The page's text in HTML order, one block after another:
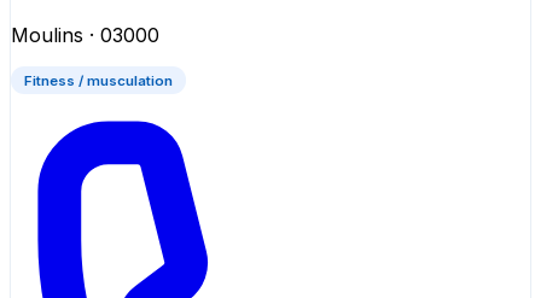
Moulins · 03000
Fitness / musculation